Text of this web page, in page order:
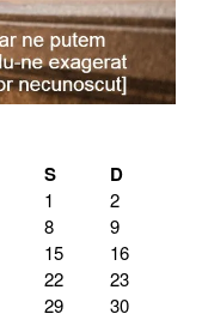
S D
1
2
8
9
15
16
22
23
29
30